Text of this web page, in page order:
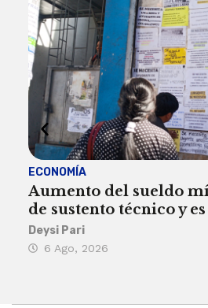
ECONOMÍA
Aumento del sueldo
de sustento técnico y
Deysi Pari
6 Ago, 2026